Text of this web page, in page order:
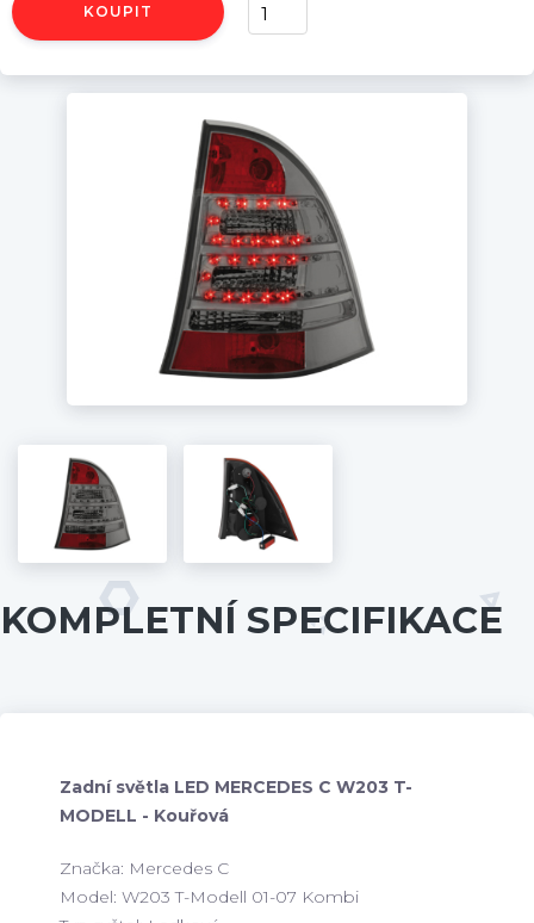
KOUPIT
KOMPLETNÍ SPECIFIKACE
Zadní světla LED MERCEDES C W203 T-
MODELL - Kouřová
Značka: Mercedes C
Model: W203 T-Modell 01-07 Kombi